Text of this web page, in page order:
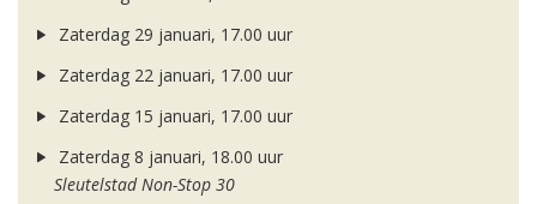
Zaterdag 29 januari, 17.00 uur
Zaterdag 22 januari, 17.00 uur
Zaterdag 15 januari, 17.00 uur
Zaterdag 8 januari, 18.00 uur
Sleutelstad Non-Stop 30